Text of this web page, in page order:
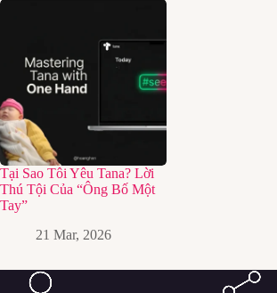
Tại Sao Tôi Yêu Tana? Lời
Thú Tội Của “Ông Bố Một
Tay”
21 Mar, 2026